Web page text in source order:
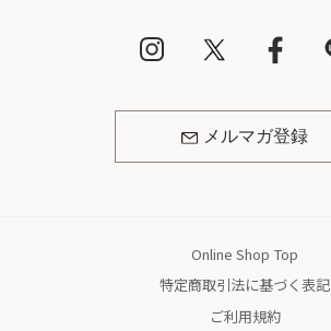
メルマガ登録
Online Shop Top
特定商取引法に基づく表記
ご利用規約